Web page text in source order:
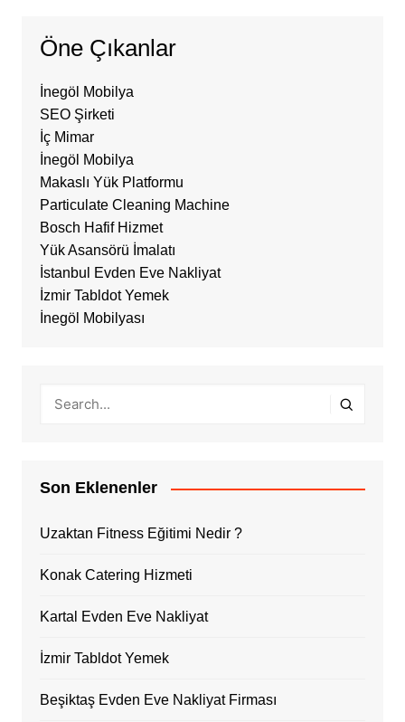
Öne Çıkanlar
İnegöl Mobilya
SEO Şirketi
İç Mimar
İnegöl Mobilya
Makaslı Yük Platformu
Particulate Cleaning Machine
Bosch Hafif Hizmet
Yük Asansörü İmalatı
İstanbul Evden Eve Nakliyat
İzmir Tabldot Yemek
İnegöl Mobilyası
Son Eklenenler
Uzaktan Fitness Eğitimi Nedir ?
Konak Catering Hizmeti
Kartal Evden Eve Nakliyat
İzmir Tabldot Yemek
Beşiktaş Evden Eve Nakliyat Firması